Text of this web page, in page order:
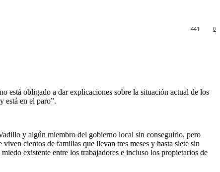
0
441
obligado a dar explicaciones sobre la situación actual de los
está en el paro”.
y algún miembro del gobierno local sin conseguirlo, pero
cientos de familias que llevan tres meses y hasta siete sin
existente entre los trabajadores e incluso los propietarios de